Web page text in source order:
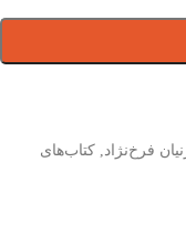
فرخ‌نژاد
کتاب‌های